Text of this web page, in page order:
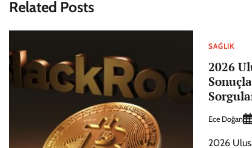
Related Posts
SAĞLIK
2026
Ece Doğan
2026